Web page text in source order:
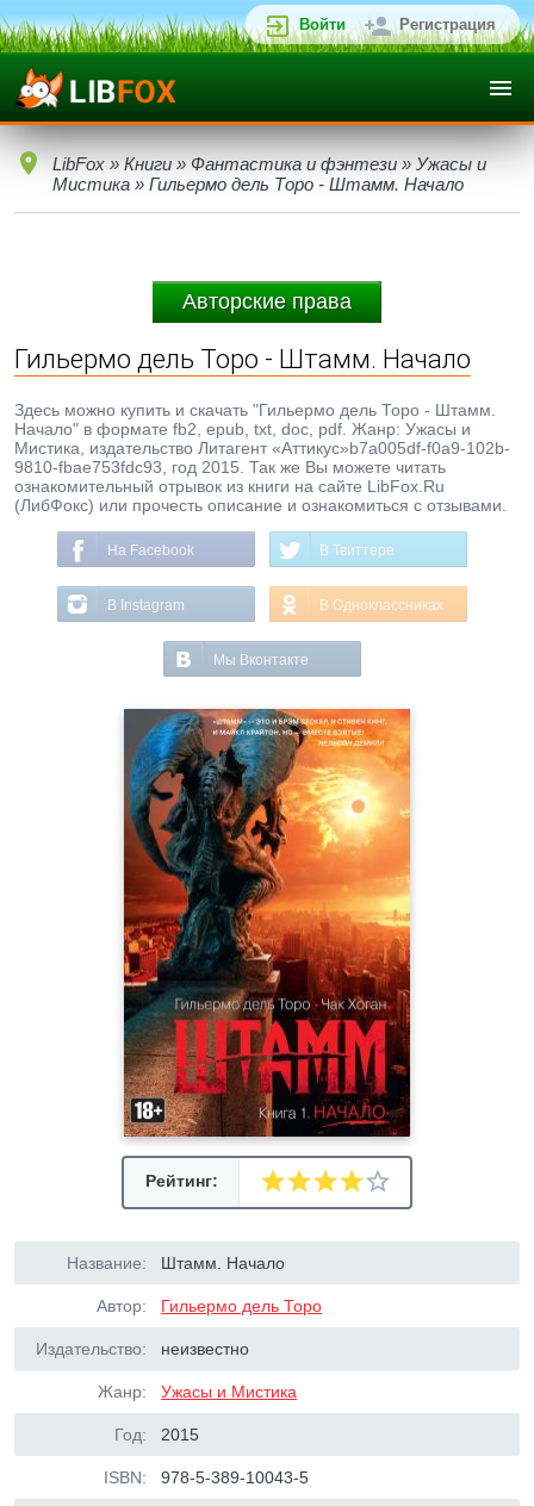
Войти Регистрация
LibFox » Книги » Фантастика и фэнтези » Ужасы и
Мистика » Гильермо дель Торо - Штамм. Начало
Авторские права
Гильермо дель Торо - Штамм. Начало
Здесь можно купить и скачать "Гильермо дель Торо - Штамм.
Начало" в формате fb2, epub, txt, doc, pdf. Жанр: Ужасы и
Мистика, издательство Литагент «Аттикус»b7a005df-f0a9-102b-
9810-fbae753fdc93, год 2015. Так же Вы можете читать
ознакомительный отрывок из книги на сайте LibFox.Ru
(ЛибФокс) или прочесть описание и ознакомиться с отзывами.
На Facebook В Твиттере
В Instagram В Одноклассниках
Мы Вконтакте
Рейтинг:
Название: Штамм. Начало
Автор: Гильермо дель Торо
Издательство: неизвестно
Жанр: Ужасы и Мистика
Год: 2015
ISBN: 978-5-389-10043-5